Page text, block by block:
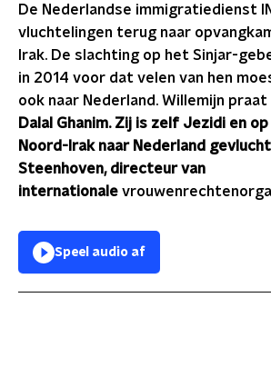
De Nederlandse immigratiedienst
vluchtelingen terug naar
Irak. De slachting op het Sinjar-
in 2014 voor dat velen van hen
ook naar Nederland. Willemijn
Dalal Ghanim. Zij is zelf Jezidi en
Noord-Irak naar Nederland
Steenhoven, directeur van
internationale
Speel audio af